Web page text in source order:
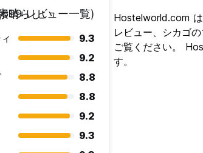
晴らしい
レビュー一覧)
9.3
9.2
8.8
8.8
9.2
9.3
Hostelworld.com
レビュー、シカゴ
ご覧ください。
す。